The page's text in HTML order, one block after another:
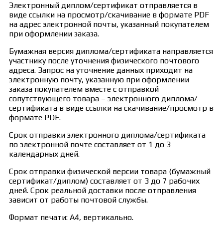
Электронный диплом/сертификат отправляется в
виде ссылки на просмотр/скачивание в формате PDF
на адрес электронной почты, указанный покупателем
при оформлении заказа.
Бумажная версия диплома/сертификата направляется
участнику после уточнения физического почтового
адреса. Запрос на уточнение данных приходит на
электронную почту, указанную при оформлении
заказа покупателем вместе с отправкой
сопутствующего товара – электронного диплома/
сертификата в виде ссылки на скачивание/просмотр в
формате PDF.
Срок отправки электронного диплома/сертификата
по электронной почте составляет от 1 до 3
календарных дней.
Срок отправки физической версии товара (бумажный
сертификат/диплом) составляет от 3 до 7 рабочих
дней. Срок реальной доставки после отправления
зависит от работы почтовой службы.
Формат печати: А4, вертикально.